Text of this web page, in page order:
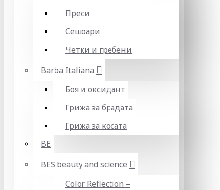
Преси
Сешоари
Четки и гребени
Barba Italiana
Боя и оксидант
Грижа за брадата
Грижа за косата
BE
BES beauty and science
Color Reflection –